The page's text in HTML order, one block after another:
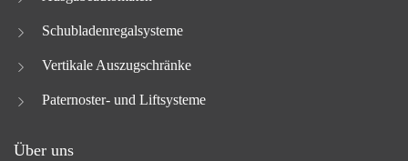
Schubladenregalsysteme
Vertikale Auszugschränke
Paternoster- und Liftsysteme
Über uns